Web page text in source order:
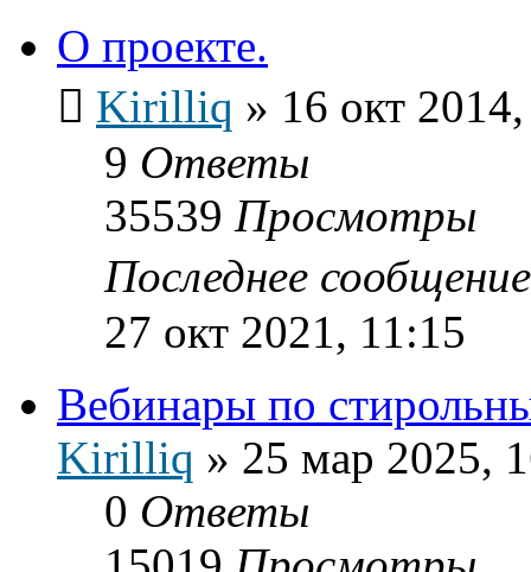
О проекте.
Kirilliq » 16 окт
9 Ответы
35539 Просмотры
Последнее
27 окт 2021, 11:15
Вебинары по
Kirilliq » 25 мар 2025,
0 Ответы